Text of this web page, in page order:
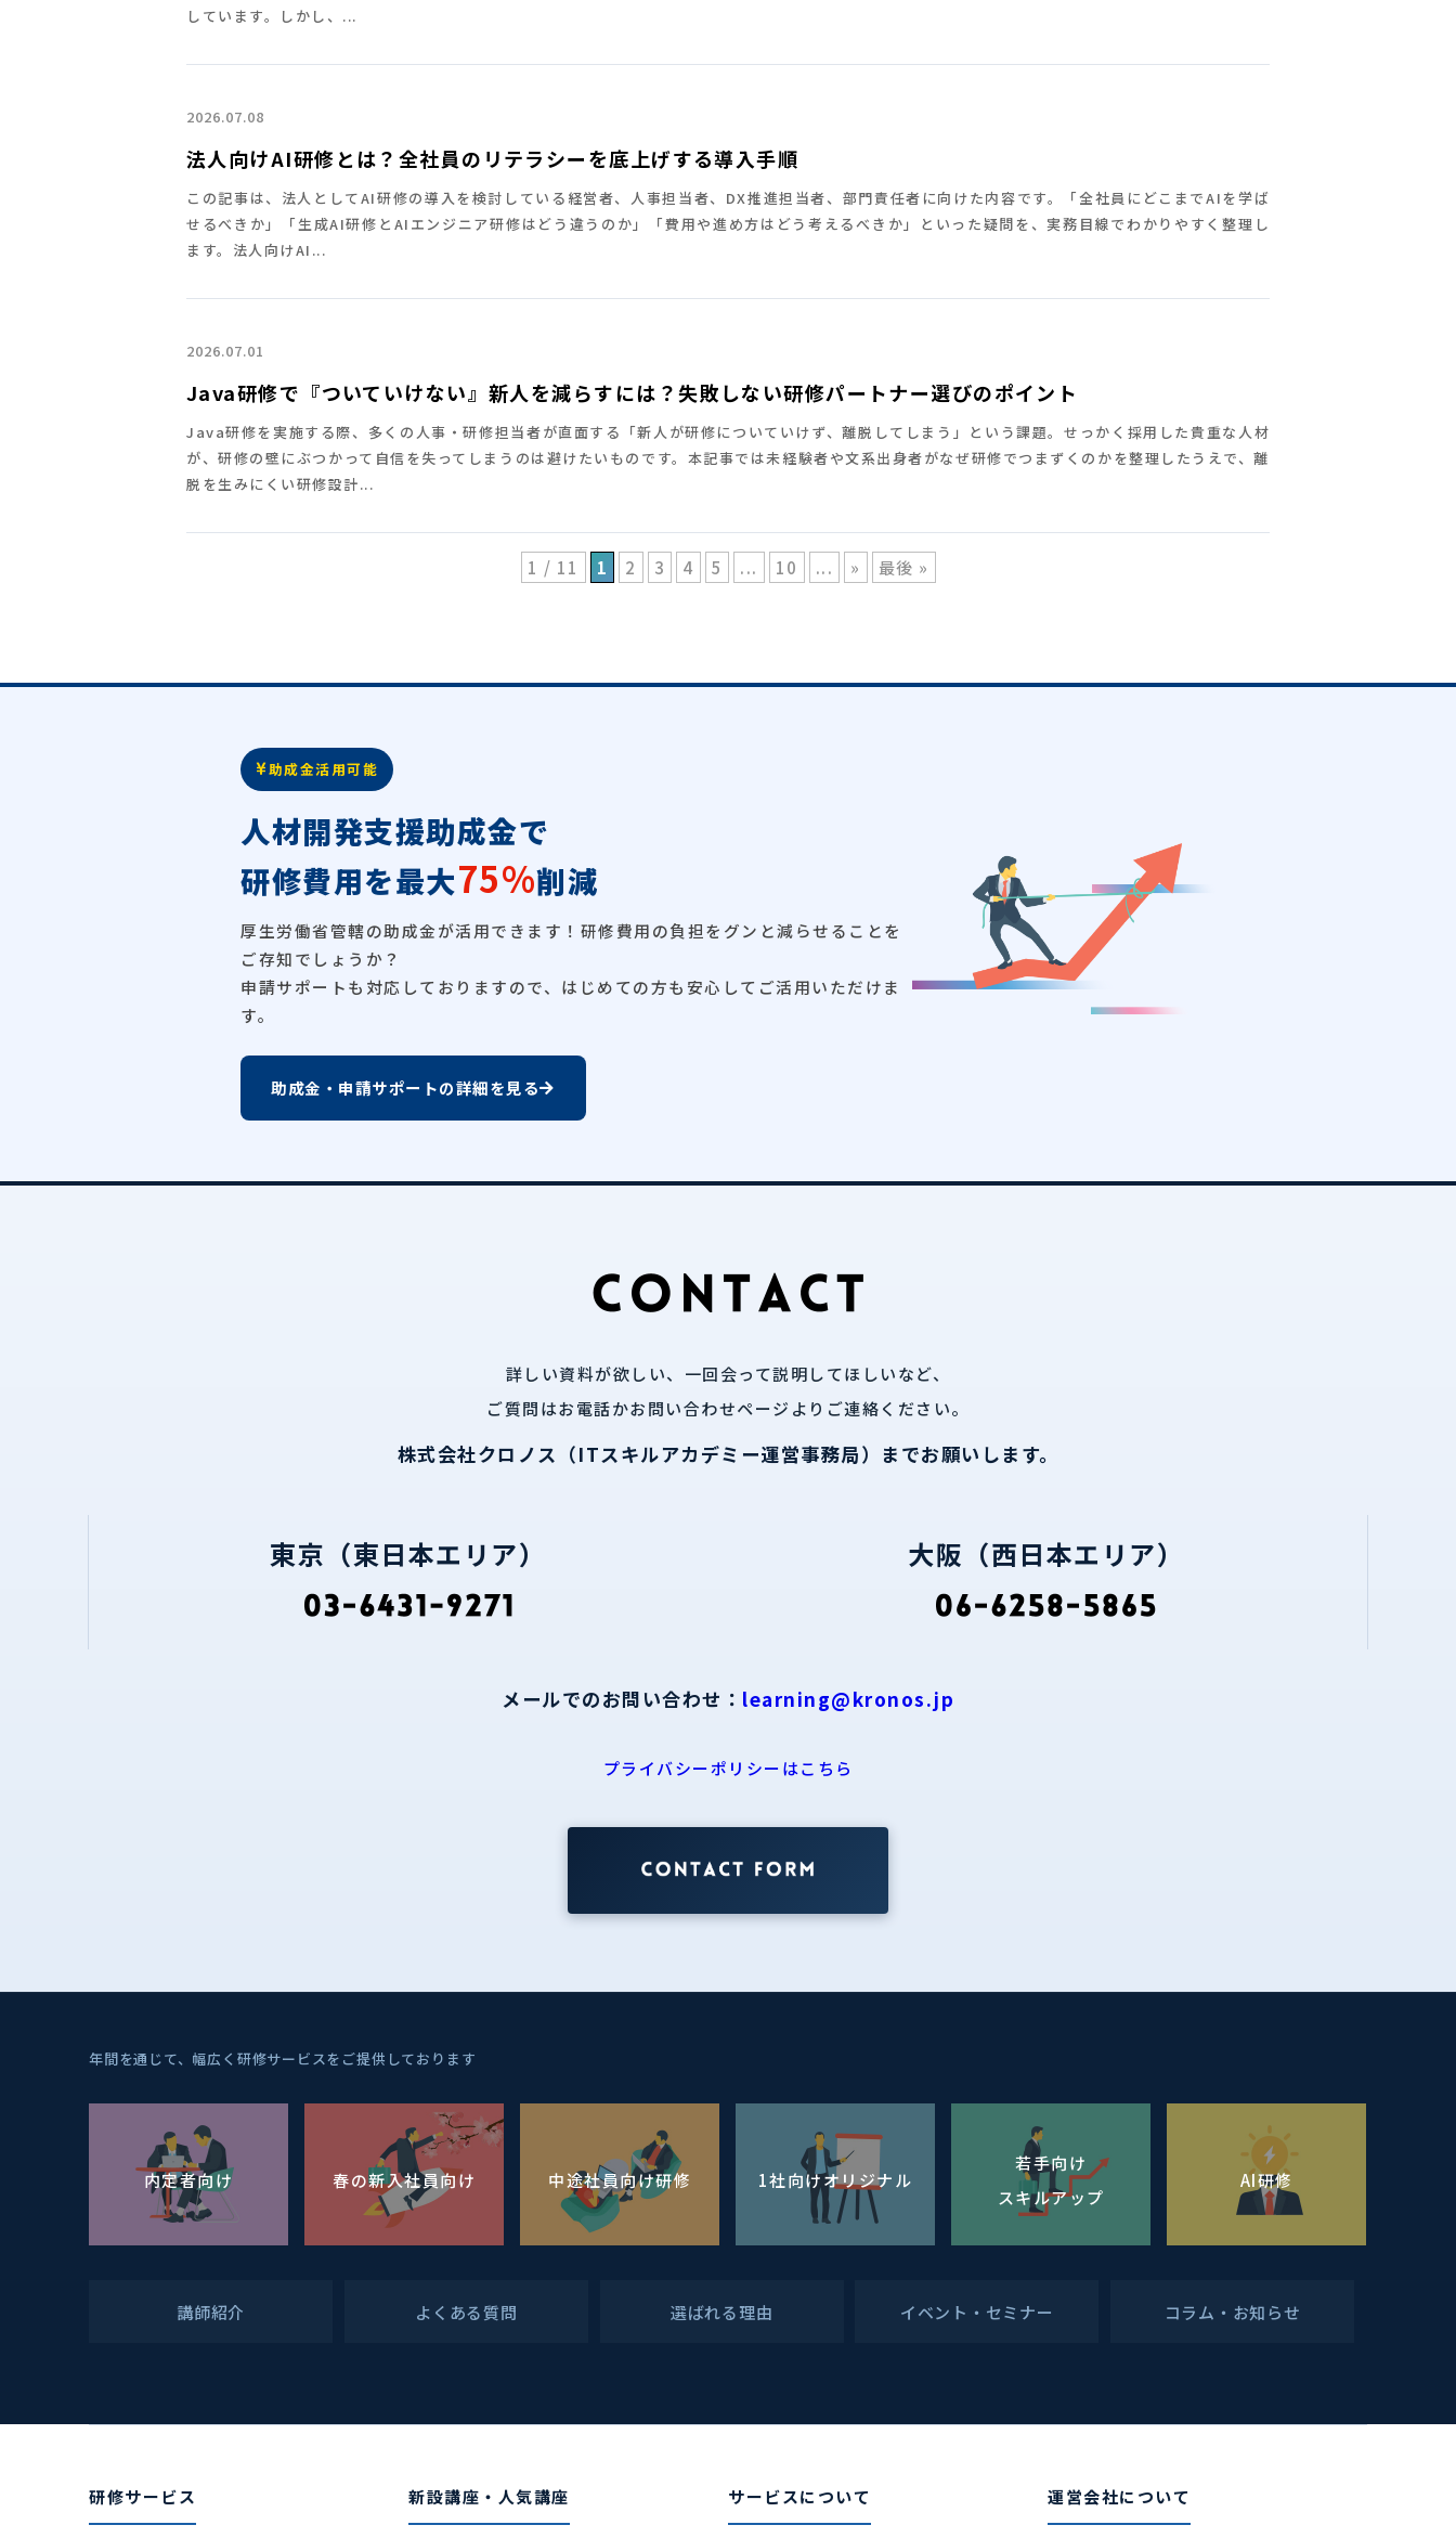
しています。しかし、...
2026.07.08
法人向けAI研修とは？全社員のリテラシーを底上げする導入手順
この記事は、法人としてAI研修の導入を検討している経営者、人事担当者、DX推進担当者、部門責任者に向けた内容です。「全社員にどこまでAIを学ば
せるべきか」「生成AI研修とAIエンジニア研修はどう違うのか」「費用や進め方はどう考えるべきか」といった疑問を、実務目線でわかりやすく整理し
ます。法人向けAI...
2026.07.01
Java研修で『ついていけない』新人を減らすには？失敗しない研修パートナー選びのポイント
Java研修を実施する際、多くの人事・研修担当者が直面する「新人が研修についていけず、離脱してしまう」という課題。せっかく採用した貴重な人材
が、研修の壁にぶつかって自信を失ってしまうのは避けたいものです。本記事では未経験者や文系出身者がなぜ研修でつまずくのかを整理したうえで、離
脱を生みにくい研修設計...
1 / 11 1 2 3 4 5 ... 10 ... » 最後 »
助成金活用可能
人材開発支援助成金で
研修費用を最大75%削減
厚生労働省管轄の助成金が活用できます！研修費用の負担をグンと減らせることを
ご存知でしょうか？
申請サポートも対応しておりますので、はじめての方も安心してご活用いただけま
す。
助成金・申請サポートの詳細を見る
詳しい資料が欲しい、一回会って説明してほしいなど、
ご質問はお電話かお問い合わせページよりご連絡ください。
株式会社クロノス（ITスキルアカデミー運営事務局）までお願いします。
東京（東日本エリア） 大阪（西日本エリア）
メールでのお問い合わせ： learning@kronos.jp
プライバシーポリシーはこちら
年間を通じて、幅広く研修サービスをご提供しております
内定者向け 春の新入社員向け 中途社員向け研修 1社向けオリジナル
若手向け
スキルアップ
AI研修
講師紹介 よくある質問 選ばれる理由 イベント・セミナー コラム・お知らせ
研修サービス 新設講座・人気講座 サービスについて 運営会社について